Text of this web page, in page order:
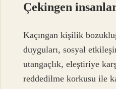
Çekingen
Kaçıngan kişilik
duyguları, sosyal
utangaçlık, eleştiriye
reddedilme korkusu ile